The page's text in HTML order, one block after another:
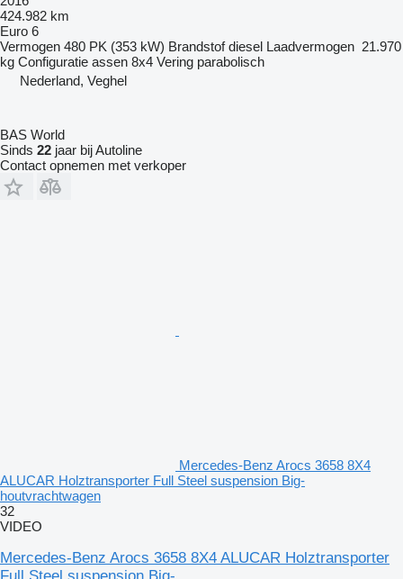
424.982 km
Euro 6
Vermogen 480 PK (353 kW) Brandstof diesel Laadvermogen 21.970
kg Configuratie assen 8x4 Vering parabolisch
Nederland, Veghel
BAS World
Sinds 22 jaar bij Autoline
Contact opnemen met verkoper
Mercedes-Benz Arocs 3658 8X4
ALUCAR Holztransporter Full Steel suspension Big-
houtvrachtwagen
32
VIDEO
Mercedes-Benz Arocs 3658 8X4 ALUCAR Holztransporter